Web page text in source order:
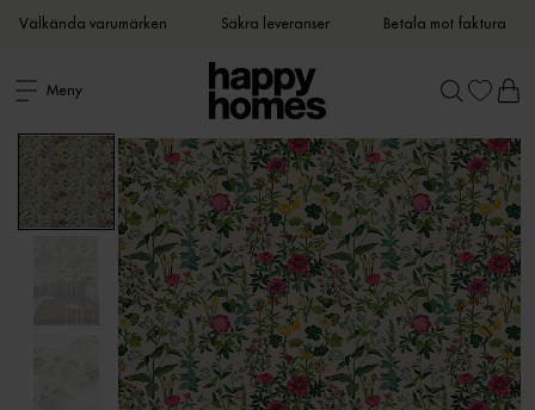
Välkända varumärken Säkra leveranser Betala mot faktura
Meny